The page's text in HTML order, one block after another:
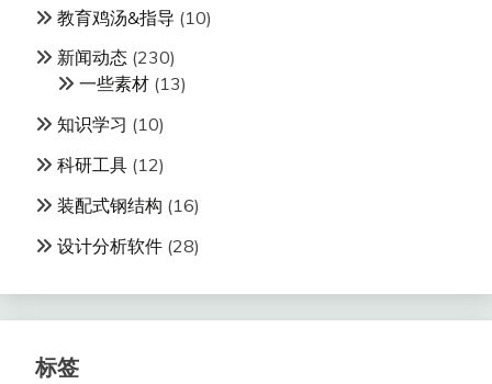
教育鸡汤&指导 (10)
新闻动态 (230)
一些素材 (13)
知识学习 (10)
科研工具 (12)
装配式钢结构 (16)
设计分析软件 (28)
标签